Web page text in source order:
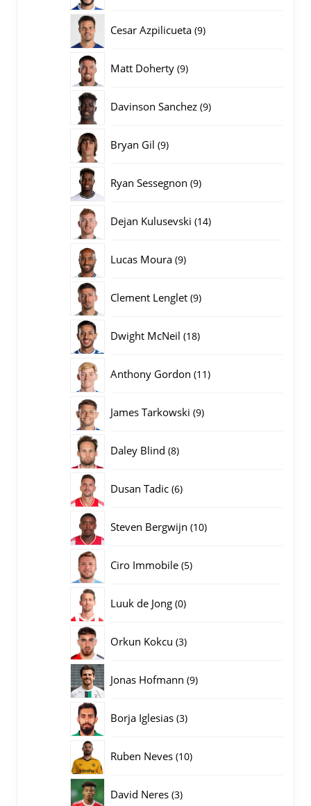
Cesar Azpilicueta 99
Matt Doherty 99
Davinson Sanchez 99
Bryan Gil 99
Ryan Sessegnon 99
Dejan Kulusevski 1414
Lucas Moura 99
Clement Lenglet 99
Dwight McNeil 1818
Anthony Gordon 1111
James Tarkowski 99
Daley Blind 88
Dusan Tadic 66
Steven Bergwijn 1010
Ciro Immobile 55
Luuk de Jong 00
Orkun Kokcu 33
Jonas Hofmann 99
Borja Iglesias 33
Ruben Neves 1010
David Neres 33